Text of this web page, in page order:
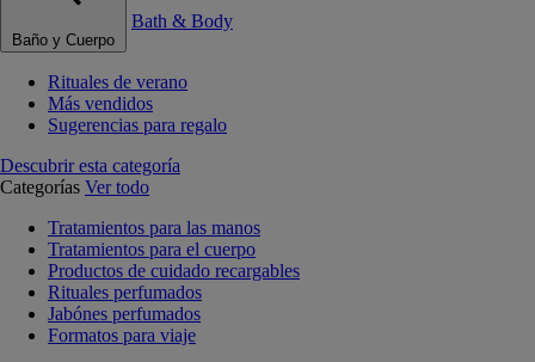
Baño y Cuerpo
Bath & Body
Rituales de verano
Más vendidos
Sugerencias para regalo
Descubrir esta categoría
Categorías Ver todo
Tratamientos para las manos
Tratamientos para el cuerpo
Productos de cuidado recargables
Rituales perfumados
Jabónes perfumados
Formatos para viaje